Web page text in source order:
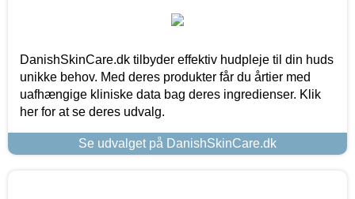
DanishSkinCare.dk tilbyder effektiv hudpleje til din huds
unikke behov. Med deres produkter får du årtier med
uafhængige kliniske data bag deres ingredienser. Klik
her for at se deres udvalg.
Se udvalget på DanishSkinCare.dk